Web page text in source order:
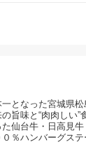
となった宮城県
旨味と“肉肉しい”
仙台牛・日高見
％ハンバーグステ